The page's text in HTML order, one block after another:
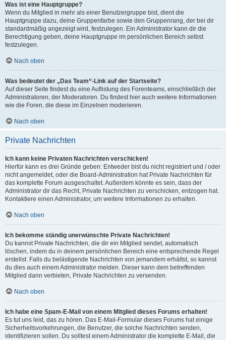
Was ist eine Hauptgruppe?
Wenn du Mitglied in mehr als einer Benutzergruppe bist, dient die
Hauptgruppe dazu, deine Gruppenfarbe sowie den Gruppenrang, der bei dir
standardmäßig angezeigt wird, festzulegen. Ein Administrator kann dir die
Berechtigung geben, deine Hauptgruppe im persönlichen Bereich selbst
festzulegen.
Nach oben
Was bedeutet der „Das Team“-Link auf der Startseite?
Auf dieser Seite findest du eine Auflistung des Forenteams, einschließlich der
Administratoren, der Moderatoren. Du findest hier auch weitere Informationen
wie die Foren, die diese im Einzelnen moderieren.
Nach oben
Private Nachrichten
Ich kann keine Privaten Nachrichten verschicken!
Hierfür kann es drei Gründe geben: Entweder bist du nicht registriert und / oder
nicht angemeldet, oder die Board-Administration hat Private Nachrichten für
das komplette Forum ausgeschaltet. Außerdem könnte es sein, dass der
Administrator dir das Recht, Private Nachrichten zu verschicken, entzogen hat.
Kontaktiere einen Administrator, um weitere Informationen zu erhalten.
Nach oben
Ich bekomme ständig unerwünschte Private Nachrichten!
Du kannst Private Nachrichten, die dir ein Mitglied sendet, automatisch
löschen, indem du in deinem persönlichen Bereich eine entsprechende Regel
erstellst. Falls du belästigende Nachrichten von jemandem erhältst, so kannst
du dies auch einem Administrator melden. Dieser kann dem betreffenden
Mitglied dann verbieten, Private Nachrichten zu versenden.
Nach oben
Ich habe eine Spam-E-Mail von einem Mitglied dieses Forums erhalten!
Es tut uns leid, das zu hören. Das E-Mail-Formular dieses Forums hat einige
Sicherheitsvorkehrungen, die Benutzer, die solche Nachrichten senden,
identifizieren sollen. Du solltest einem Administrator die komplette E-Mail, die